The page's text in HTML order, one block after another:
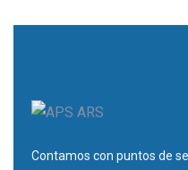
Contamos con puntos de